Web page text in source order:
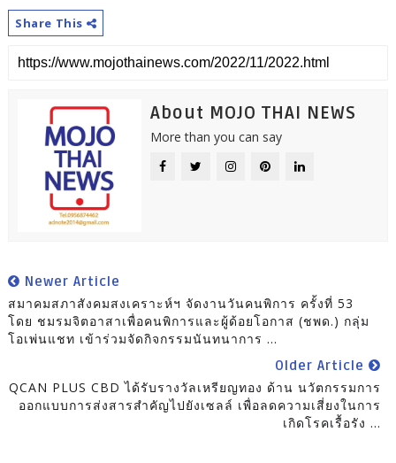
Share This
About MOJO THAI NEWS
More than you can say
Newer Article
สมาคมสภาสังคมสงเคราะห์ฯ จัดงานวันคนพิการ ครั้งที่ 53
โดย ชมรมจิตอาสาเพื่อคนพิการและผู้ด้อยโอกาส (ชพด.) กลุ่ม
โอเพ่นแชท เข้าร่วมจัดกิจกรรมนันทนาการ ...
Older Article
QCAN PLUS CBD ได้รับรางวัลเหรียญทอง ด้าน นวัตกรรมการ
ออกแบบการส่งสารสำคัญไปยังเซลล์ เพื่อลดความเสี่ยงในการ
เกิดโรคเรื้อรัง ...